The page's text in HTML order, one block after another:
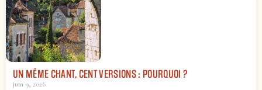
UN MÊME CHANT, CENT VERSIONS : POURQUOI ?
juin 9, 2026